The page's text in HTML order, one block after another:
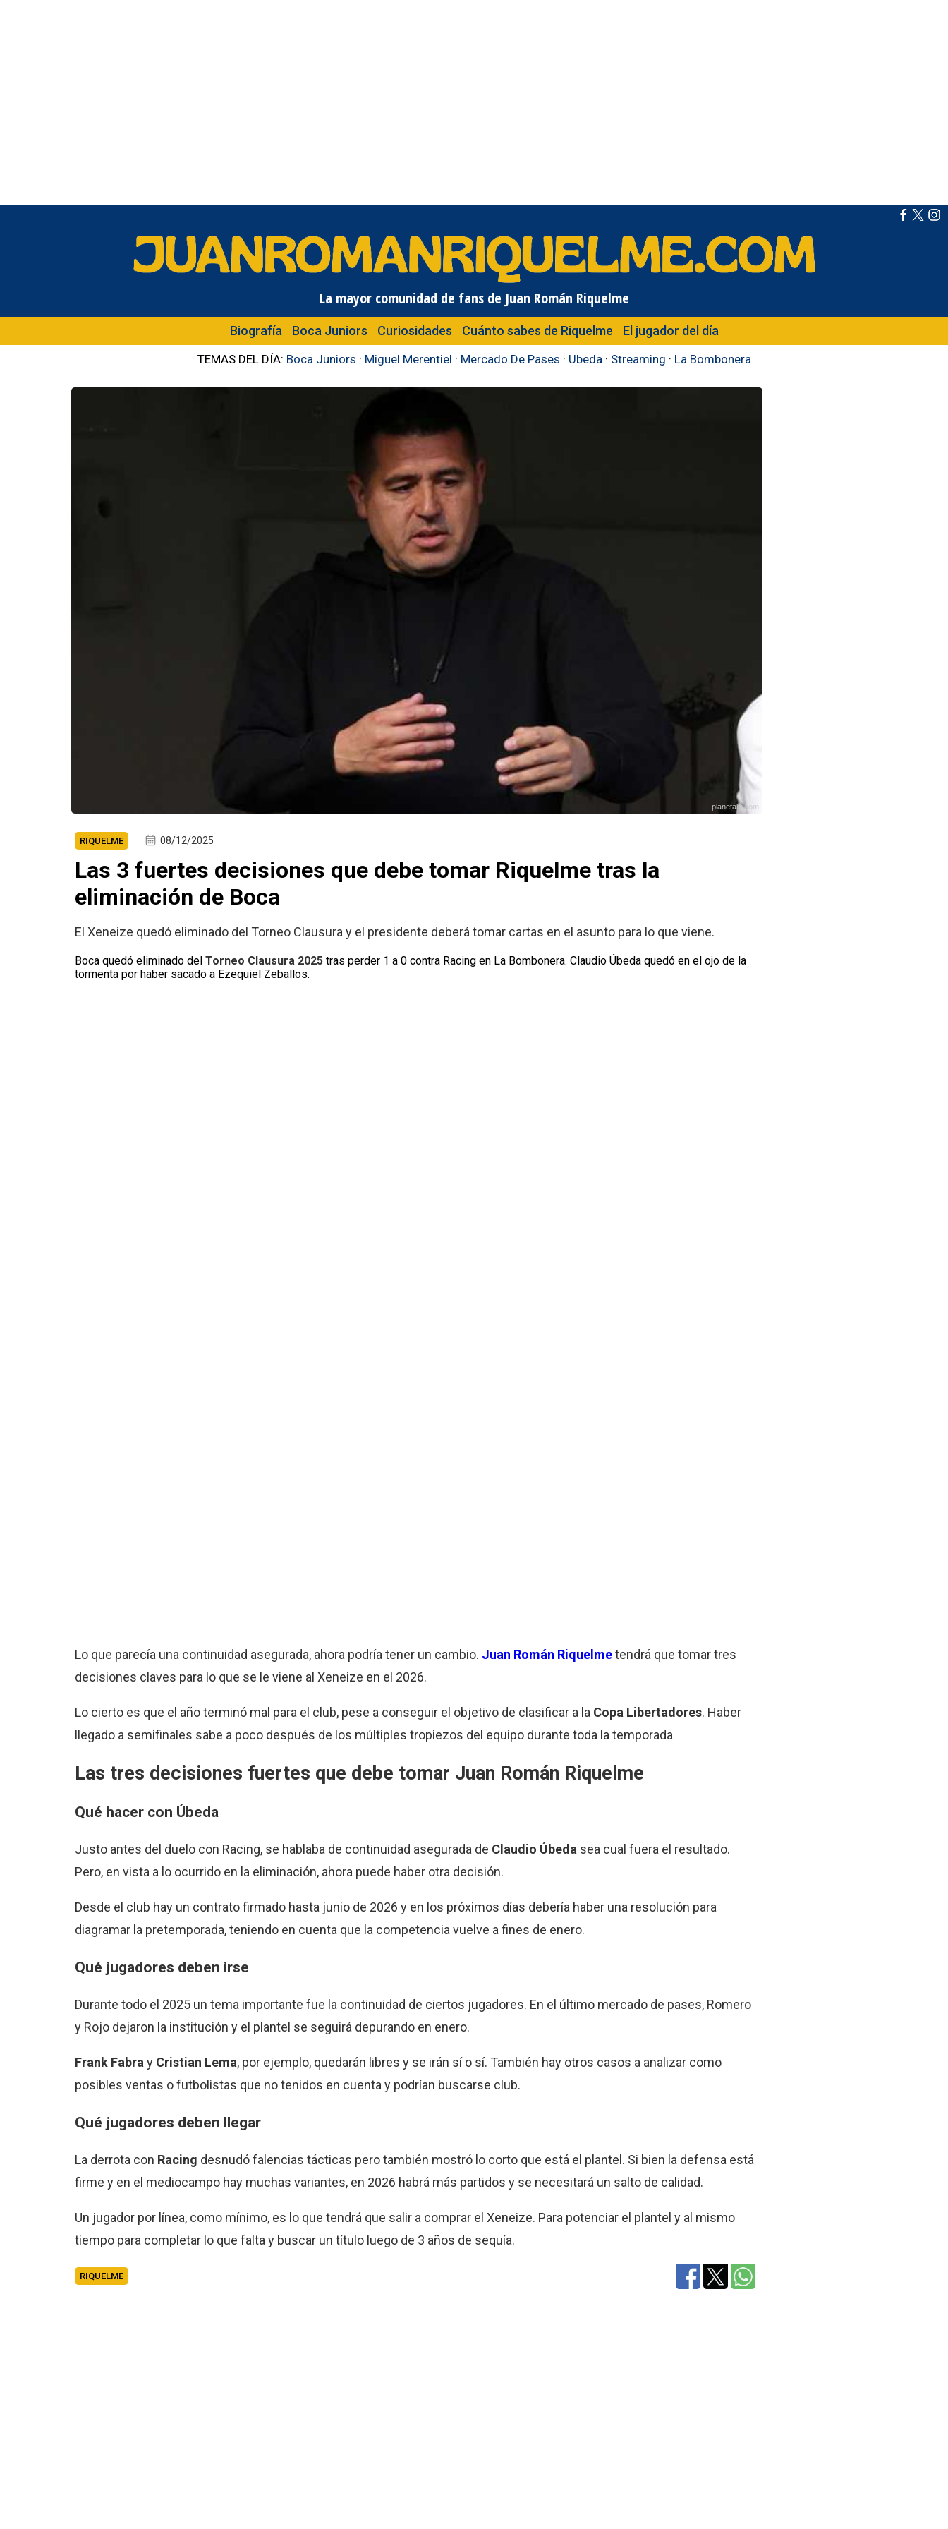
La mayor comunidad de fans de Juan Román Riquelme
Biografía Boca Juniors Curiosidades Cuánto sabes de Riquelme El jugador del día
TEMAS DEL DÍA: Boca Juniors · Miguel Merentiel · Mercado De Pases · Ubeda · Streaming · La Bombonera
planetabj.com
RIQUELME 08/12/2025
Las 3 fuertes decisiones que debe tomar Riquelme tras la
eliminación de Boca
El Xeneize quedó eliminado del Torneo Clausura y el presidente deberá tomar cartas en el asunto para lo que viene.
Boca quedó eliminado del Torneo Clausura 2025tras perder 1 a 0 contra Racing en La Bombonera. Claudio Úbeda quedó en el ojo de la
tormenta por haber sacado a Ezequiel Zeballos.
Lo que parecía una continuidad asegurada, ahora podría tener un cambio. Juan Román Riquelmetendrá que tomar tres
decisiones claves para lo que se le viene al Xeneize en el 2026.
Lo cierto es que el año terminó mal para el club, pese a conseguir el objetivo de clasificar a la Copa Libertadores. Haber
llegado a semifinales sabe a poco después de los múltiples tropiezos del equipo durante toda la temporada
Las tres decisiones fuertes que debe tomar Juan Román Riquelme
Qué hacer con Úbeda
Justo antes del duelo con Racing, se hablaba de continuidad asegurada de Claudio Úbeda sea cual fuera el resultado.
Pero, en vista a lo ocurrido en la eliminación, ahora puede haber otra decisión.
Desde el club hay un contrato firmado hasta junio de 2026 y en los próximos días debería haber una resolución para
diagramar la pretemporada, teniendo en cuenta que la competencia vuelve a fines de enero.
Qué jugadores deben irse
Durante todo el 2025 un tema importante fue la continuidad de ciertos jugadores. En el último mercado de pases, Romero
y Rojo dejaron la institución y el plantel se seguirá depurando en enero.
Frank Fabra y Cristian Lema, por ejemplo, quedarán libres y se irán sí o sí. También hay otros casos a analizar como
posibles ventas o futbolistas que no tenidos en cuenta y podrían buscarse club.
Qué jugadores deben llegar
La derrota con Racing desnudó falencias tácticas pero también mostró lo corto que está el plantel. Si bien la defensa está
firme y en el mediocampo hay muchas variantes, en 2026 habrá más partidos y se necesitará un salto de calidad.
Un jugador por línea, como mínimo, es lo que tendrá que salir a comprar el Xeneize. Para potenciar el plantel y al mismo
tiempo para completar lo que falta y buscar un título luego de 3 años de sequía.
RIQUELME